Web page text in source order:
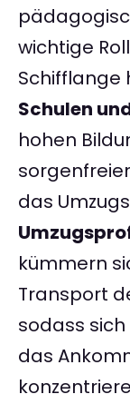
wichtige
Schifflange
Schulen
hohen
das
kümmern
Transport
sodass sich
das